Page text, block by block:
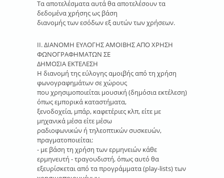
Τα αποτελέσματα αυτά θα αποτελέσουν τα
δεδομένα χρήσης ως βάση
διανομής των εσόδων εξ αυτών των χρήσεων.
ΙΙ. ΔΙΑΝΟΜΗ ΕΥΛΟΓΗΣ ΑΜΟΙΒΗΣ ΑΠΟ ΧΡΗΣΗ
ΦΩΝΟΓΡΑΦΗΜΑΤΩΝ ΣΕ
ΔΗΜΟΣΙΑ ΕΚΤΕΛΕΣΗ
Η διανομή της εύλογης αμοιβής από τη χρήση
φωνογραφημάτων σε χώρους
που χρησιμοποιείται μουσική (δημόσια εκτέλεση)
όπως εμπορικά καταστήματα,
ξενοδοχεία, μπάρ, καφετέριες κλπ, είτε με
μηχανικά μέσα είτε μέσω
ραδιοφωνικών ή τηλεοπτικών συσκευών,
πραγματοποιείται:
- με βάση τη χρήση των ερμηνειών κάθε
ερμηνευτή - τραγουδιστή, όπως αυτό θα
εξευρίσκεται από τα προγράμματα (play-lists) των